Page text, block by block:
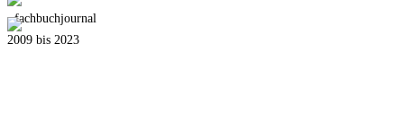
fachbuchjournal
2009 bis 2023